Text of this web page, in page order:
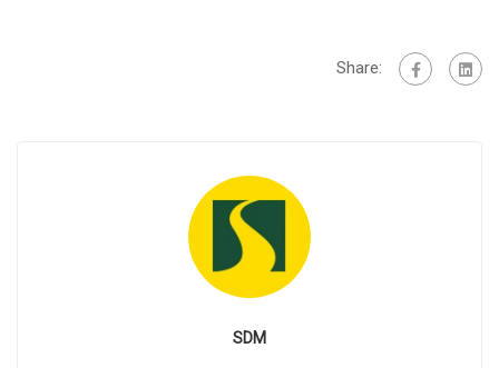
Share:
SDM